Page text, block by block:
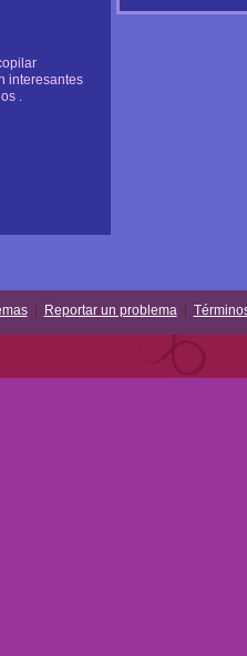
interesantes
.
| Reportar un problema |